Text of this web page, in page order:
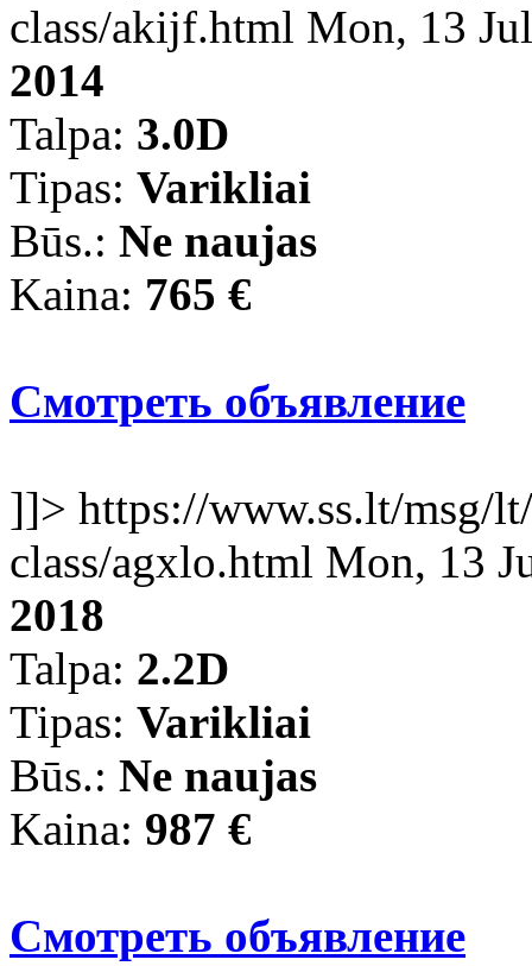
class/akijf.html Mon, 13
2014
Talpa: 3.0D
Tipas: Varikliai
Būs.: Ne naujas
Kaina: 765 €
Смотреть объявление
]]> https://www.ss.lt/msg/
class/agxlo.html Mon, 13
2018
Talpa: 2.2D
Tipas: Varikliai
Būs.: Ne naujas
Kaina: 987 €
Смотреть объявление